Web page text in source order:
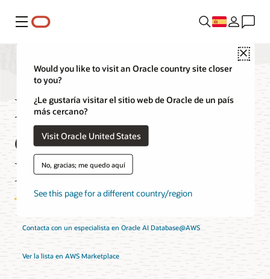
Menú
Close
Would you like to visit an Oracle country site closer
to you?
¿Le gustaría visitar el sitio web de Oracle de un país
más cercano?
Visit Oracle United States
No, gracias; me quedo aquí
See this page for a different country/region
Preguntas frecuentes
de Oracle AI
Database@AWS
Contacta con un especialista en Oracle AI Database@AWS
Ver la lista en AWS Marketplace